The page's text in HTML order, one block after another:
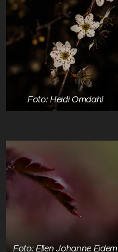
Foto: Heidi Omdahl
Foto: Ellen Johanne Eidem